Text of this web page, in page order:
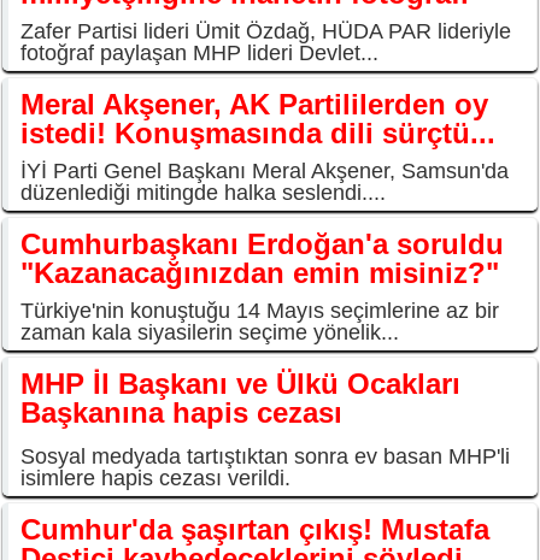
Zafer Partisi lideri Ümit Özdağ, HÜDA PAR lideriyle
fotoğraf paylaşan MHP lideri Devlet...
Meral Akşener, AK Partililerden oy
istedi! Konuşmasında dili sürçtü...
İYİ Parti Genel Başkanı Meral Akşener, Samsun'da
düzenlediği mitingde halka seslendi....
Cumhurbaşkanı Erdoğan'a soruldu
"Kazanacağınızdan emin misiniz?"
Türkiye'nin konuştuğu 14 Mayıs seçimlerine az bir
zaman kala siyasilerin seçime yönelik...
MHP İl Başkanı ve Ülkü Ocakları
Başkanına hapis cezası
Sosyal medyada tartıştıktan sonra ev basan MHP'li
isimlere hapis cezası verildi.
Cumhur'da şaşırtan çıkış! Mustafa